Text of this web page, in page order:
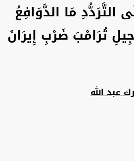
التَّرَدُّدِ مَا الدَّوَافِعُ
تُرَامْبَ ضَرْبِ إِيرَانَ
عبد الله